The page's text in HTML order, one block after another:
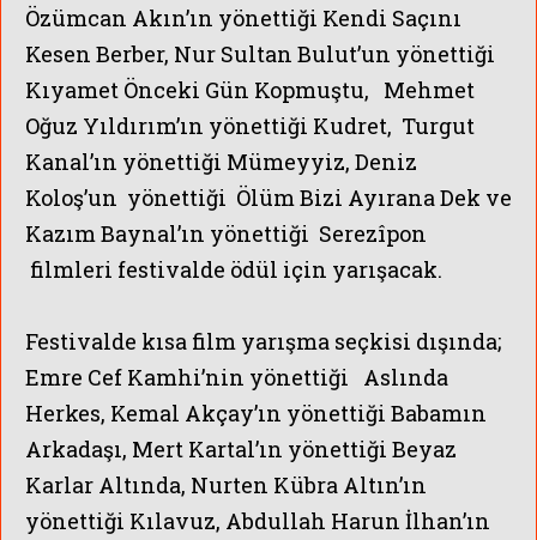
Özümcan Akın’ın yönettiği Kendi Saçını
Kesen Berber, Nur Sultan Bulut’un yönettiği
Kıyamet Önceki Gün Kopmuştu, Mehmet
Oğuz Yıldırım’ın yönettiği Kudret, Turgut
Kanal’ın yönettiği Mümeyyiz, Deniz
Koloş’un yönettiği Ölüm Bizi Ayırana Dek ve
Kazım Baynal’ın yönettiği Serezîpon
filmleri festivalde ödül için yarışacak.
Festivalde kısa film yarışma seçkisi dışında;
Emre Cef Kamhi’nin yönettiği Aslında
Herkes, Kemal Akçay’ın yönettiği Babamın
Arkadaşı, Mert Kartal’ın yönettiği Beyaz
Karlar Altında, Nurten Kübra Altın’ın
yönettiği Kılavuz, Abdullah Harun İlhan’ın